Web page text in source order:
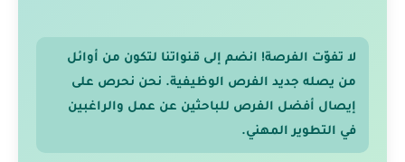
لا تفوّت الفرصة! انضم إلى قنواتنا لتكون من أوائل
من يصله جديد الفرص الوظيفية. نحن نحرص على
إيصال أفضل الفرص للباحثين عن عمل والراغبين
في التطوير المهني.